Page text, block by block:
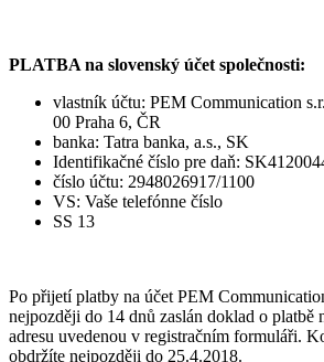
PLATBA na slovenský účet společnosti:
vlastník účtu: PEM Communication
00 Praha 6, ČR
banka: Tatra banka, a.s., SK
Identifikačné číslo pre daň:
číslo účtu: 2948026917/1100
VS: Vaše telefónne číslo
SS 13
Po přijetí platby na účet PEM
nejpozději do 14 dnů zaslán doklad o platbě
adresu uvedenou v registračním formuláři.
obdržíte nejpozději do 25.4.2018.